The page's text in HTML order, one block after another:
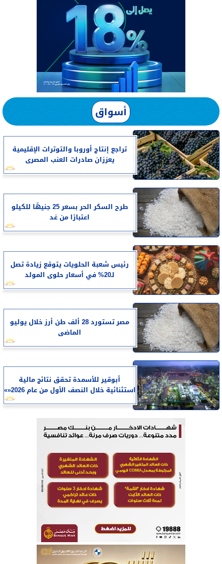
أسواق
تراجع إنتاج أوروبا والتوترات الإقليمية
يعززان صادرات العنب المصرى
طرح السكر الحر بسعر 25 جنيهًا للكيلو
اعتبارًا من غد
رئيس شعبة الحلويات يتوقع زيادة تصل
لـ20% في أسعار حلوى المولد
مصر تستورد 28 ألف طن أرز خلال يوليو
الماضى
أبوقير للأسمدة تحقق نتائج مالية
استثنائية خلال النصف الأول من عام 2026«»